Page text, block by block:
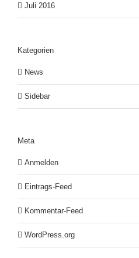
Juli 2016
Kategorien
News
Sidebar
Meta
Anmelden
Eintrags-Feed
Kommentar-Feed
WordPress.org